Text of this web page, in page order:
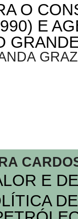
O
E
E